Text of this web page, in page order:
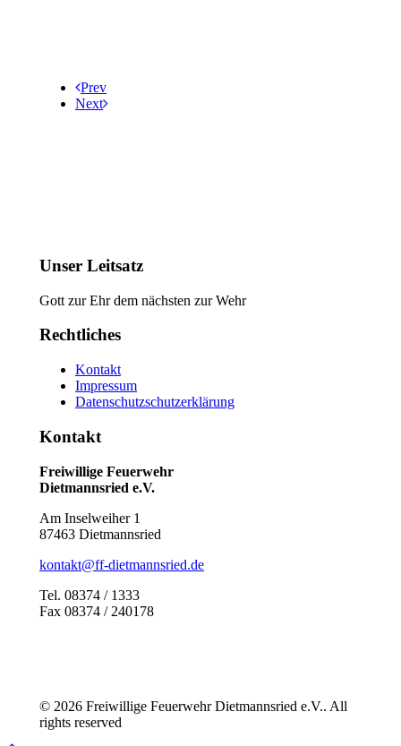
Prev
Next
Unser Leitsatz
Gott zur Ehr dem nächsten zur Wehr
Rechtliches
Kontakt
Impressum
Datenschutzschutzerklärung
Kontakt
Freiwillige Feuerwehr
Dietmannsried e.V.
Am Inselweiher 1
87463 Dietmannsried
kontakt@ff-dietmannsried.de
Tel. 08374 / 1333
Fax 08374 / 240178
© 2026 Freiwillige Feuerwehr Dietmannsried e.V.. All
rights reserved